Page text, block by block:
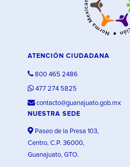
ATENCIÓN CIUDADANA
800 465 2486
477 274 5825
contacto@guanajuato.gob.mx
NUESTRA SEDE
Paseo de la Presa 103,
Centro, C.P. 36000,
Guanajuato, GTO.